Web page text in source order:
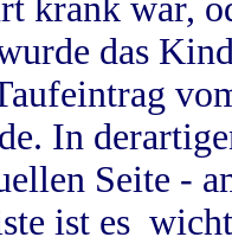
krank war,
das
In
Seite -
ist es